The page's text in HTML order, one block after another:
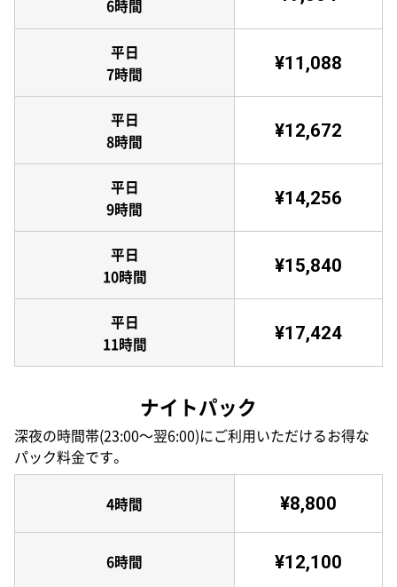
6時間
平日
7時間
¥11,088
平日
8時間
¥12,672
平日
9時間
¥14,256
平日
10時間
¥15,840
平日
11時間
¥17,424
ナイトパック
深夜の時間帯(23:00〜翌6:00)にご利用いただけるお得な
パック料金です。
4時間 ¥8,800
6時間 ¥12,100